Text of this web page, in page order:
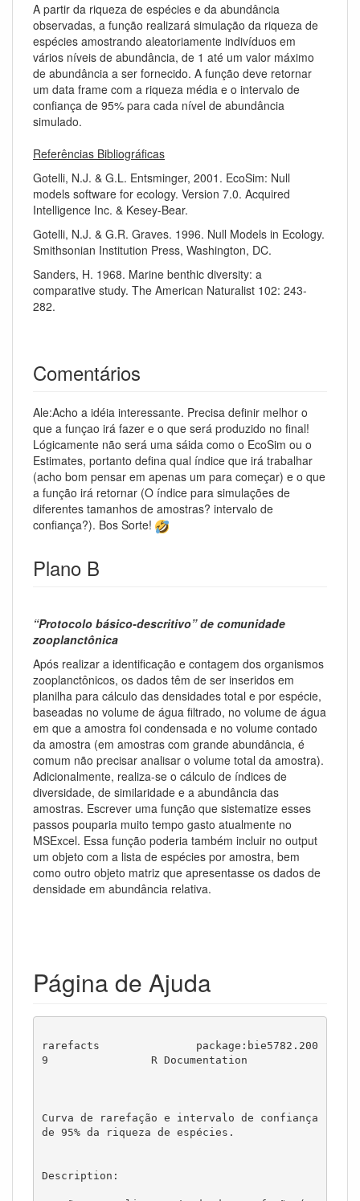
A partir da riqueza de espécies e da abundância
observadas, a função realizará simulação da riqueza de
espécies amostrando aleatoriamente indivíduos em
vários níveis de abundância, de 1 até um valor máximo
de abundância a ser fornecido. A função deve retornar
um data frame com a riqueza média e o intervalo de
confiança de 95% para cada nível de abundância
simulado.
Referências Bibliográficas
Gotelli, N.J. & G.L. Entsminger, 2001. EcoSim: Null
models software for ecology. Version 7.0. Acquired
Intelligence Inc. & Kesey-Bear.
Gotelli, N.J. & G.R. Graves. 1996. Null Models in Ecology.
Smithsonian Institution Press, Washington, DC.
Sanders, H. 1968. Marine benthic diversity: a
comparative study. The American Naturalist 102: 243-
282.
Comentários
Ale:Acho a idéia interessante. Precisa definir melhor o
que a funçao irá fazer e o que será produzido no final!
Lógicamente não será uma sáida como o EcoSim ou o
Estimates, portanto defina qual índice que irá trabalhar
(acho bom pensar em apenas um para começar) e o que
a função irá retornar (O índice para simulações de
diferentes tamanhos de amostras? intervalo de
confiança?). Bos Sorte!
Plano B
“Protocolo básico-descritivo” de comunidade
zooplanctônica
Após realizar a identificação e contagem dos organismos
zooplanctônicos, os dados têm de ser inseridos em
planilha para cálculo das densidades total e por espécie,
baseadas no volume de água filtrado, no volume de água
em que a amostra foi condensada e no volume contado
da amostra (em amostras com grande abundância, é
comum não precisar analisar o volume total da amostra).
Adicionalmente, realiza-se o cálculo de índices de
diversidade, de similaridade e a abundância das
amostras. Escrever uma função que sistematize esses
passos pouparia muito tempo gasto atualmente no
MSExcel. Essa função poderia também incluir no output
um objeto com a lista de espécies por amostra, bem
como outro objeto matriz que apresentasse os dados de
densidade em abundância relativa.
Página de Ajuda
rarefacts               package:bie5782.200
9                R Documentation
Curva de rarefação e intervalo de confiança
de 95% da riqueza de espécies.
Description: